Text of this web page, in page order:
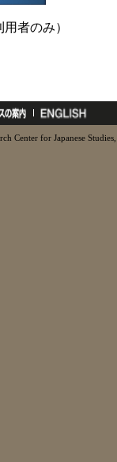
用者のみ）
Center for Japanese